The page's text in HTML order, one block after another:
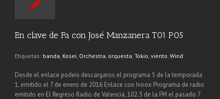
En clave de Fa con José Manzanera T01 P05
Etiquetas: banda Kosei Orchestra orquesta Tokio viento Wind
Desde el enlace podeis descargaros el programa 5 de la temporada
1, emitido el 7 de enero de 2016 Enlace con Ivoox Programa de radio
emitido en El Regreso Radio de Valencia, 102.3 de la FM el pasado 7